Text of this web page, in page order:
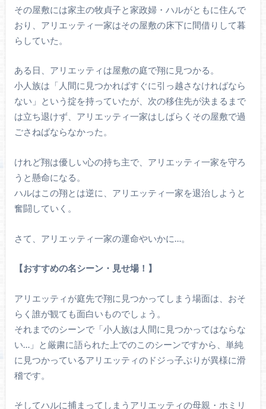
その屋敷には家主の牧貞子と家政婦・ハルがともに住んで
おり、アリエッティ一家はその屋敷の床下に間借りして暮
らしていた。
ある日、アリエッティは屋敷の庭で翔に見つかる。
小人族は「人間に見つかればすぐに引っ越さなければなら
ない」という掟を持っていたが、次の移住先が決まるまで
は立ち退けず、アリエッティ一家はしばらくその屋敷で過
ごさねばならなかった。
けれど翔は優しい心の持ち主で、アリエッティ一家を守ろ
うと懸命になる。
ハルはこの翔とは逆に、アリエッティ一家を退治しようと
奮闘していく。
さて、アリエッティ一家の運命やいかに…。
【おすすめの名シーン・見せ場！】
アリエッティが庭先で翔に見つかってしまう場面は、おそ
らく誰が観ても面白いものでしょう。
それまでのシーンで「小人族は人間に見つかってはならな
い…」と厳粛に語られた上でのこのシーンですから、単純
に見つかっているアリエッティのドジっ子ぶりが異様に滑
稽です。
そしてハルに捕まってしまうアリエッティの母親・ホミリ